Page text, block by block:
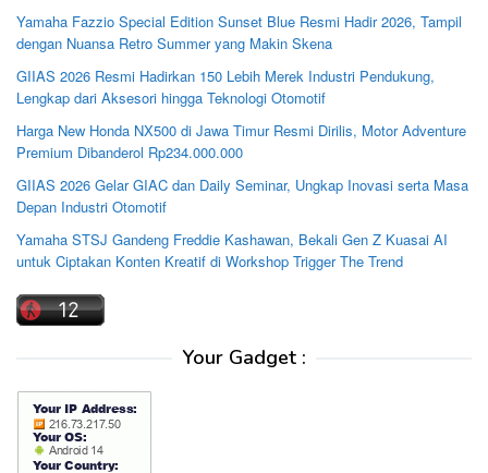
Yamaha Fazzio Special Edition Sunset Blue Resmi Hadir 2026, Tampil
dengan Nuansa Retro Summer yang Makin Skena
GIIAS 2026 Resmi Hadirkan 150 Lebih Merek Industri Pendukung,
Lengkap dari Aksesori hingga Teknologi Otomotif
Harga New Honda NX500 di Jawa Timur Resmi Dirilis, Motor Adventure
Premium Dibanderol Rp234.000.000
GIIAS 2026 Gelar GIAC dan Daily Seminar, Ungkap Inovasi serta Masa
Depan Industri Otomotif
Yamaha STSJ Gandeng Freddie Kashawan, Bekali Gen Z Kuasai AI
untuk Ciptakan Konten Kreatif di Workshop Trigger The Trend
Your Gadget :